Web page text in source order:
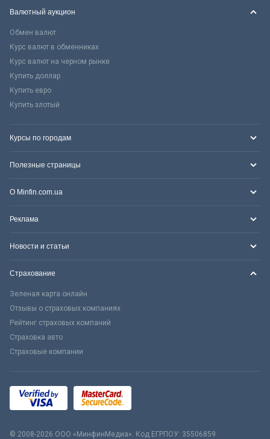
Валютный аукцион
Обмен валют
Курс валют в обменниках
Курс валют на черном рынке
Купить доллар
Купить евро
Купить злотый
Курсы по городам
Полезные страницы
О Minfin.com.ua
Реклама
Новости и статьи
Страхование
Зеленая карта онлайн
Отзывы о страховых компаниях
Рейтинг страховых компаний
Страховка авто
Страховые компании
© 2008-2026 ООО «МинфинМедиа». Код ЕГРПОУ: 35506859